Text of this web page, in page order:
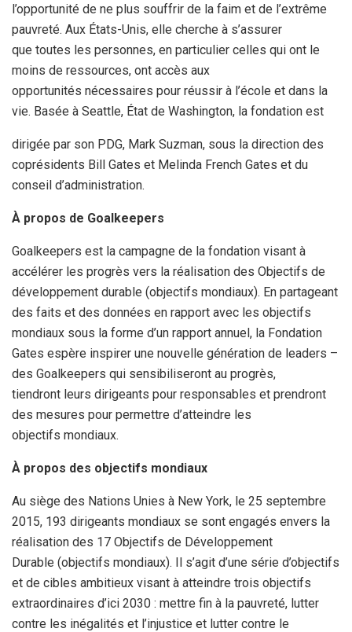
l’opportunité de ne plus souffrir de la faim et de l’extrême
pauvreté. Aux États-Unis, elle cherche à s’assurer
que toutes les personnes, en particulier celles qui ont le
moins de ressources, ont accès aux
opportunités nécessaires pour réussir à l’école et dans la
vie. Basée à Seattle, État de Washington, la fondation est
dirigée par son PDG, Mark Suzman, sous la direction des
coprésidents Bill Gates et Melinda French Gates et du
conseil d’administration.
À propos de Goalkeepers
Goalkeepers est la campagne de la fondation visant à
accélérer les progrès vers la réalisation des Objectifs de
développement durable (objectifs mondiaux). En partageant
des faits et des données en rapport avec les objectifs
mondiaux sous la forme d’un rapport annuel, la Fondation
Gates espère inspirer une nouvelle génération de leaders –
des Goalkeepers qui sensibiliseront au progrès,
tiendront leurs dirigeants pour responsables et prendront
des mesures pour permettre d’atteindre les
objectifs mondiaux.
À propos des objectifs mondiaux
Au siège des Nations Unies à New York, le 25 septembre
2015, 193 dirigeants mondiaux se sont engagés envers la
réalisation des 17 Objectifs de Développement
Durable (objectifs mondiaux). Il s’agit d’une série d’objectifs
et de cibles ambitieux visant à atteindre trois objectifs
extraordinaires d’ici 2030 : mettre fin à la pauvreté, lutter
contre les inégalités et l’injustice et lutter contre le